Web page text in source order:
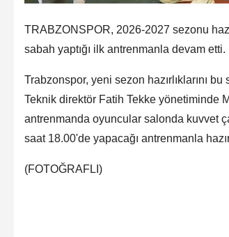
TRABZONSPOR, 2026-2027 sezonu
sabah yaptığı ilk antrenmanla devam etti.
Trabzonspor, yeni sezon hazırlıklarını
Teknik direktör Fatih Tekke yönetiminde
antrenmanda oyuncular salonda kuvvet
saat 18.00'de yapacağı antrenmanla
(FOTOĞRAFLI)